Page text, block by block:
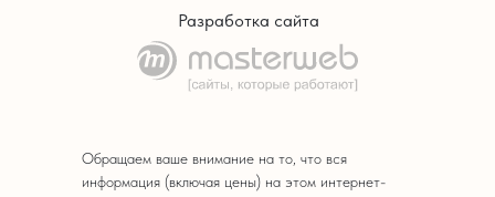
Обращаем ваше внимание на то, что вся
информация (включая цены) на этом интернет-
Разработка сайта